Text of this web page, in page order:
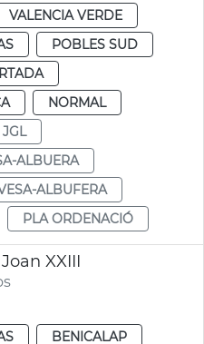
VALENCIA VERDE
POBLES SUD
NORMAL
JGL
ALBUERA
ALBUFERA
PLA ORDENACIÓ
XXIII
BENICALAP